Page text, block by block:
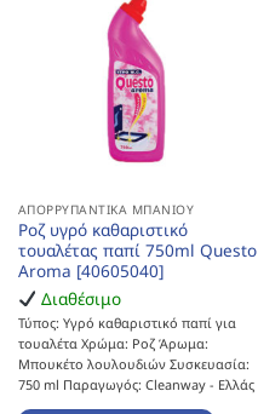
ΑΠΟΡΡΥΠΑΝΤΙΚΆ ΜΠΆΝΙΟΥ
Ροζ υγρό καθαριστικό
τουαλέτας παπί 750ml Questo
Aroma [40605040]
Διαθέσιμο
Τύπος: Υγρό καθαριστικό παπί για
τουαλέτα Χρώμα: Ροζ Άρωμα:
Μπουκέτο λουλουδιών Συσκευασία:
750 ml Παραγωγός: Cleanway - Ελλάς